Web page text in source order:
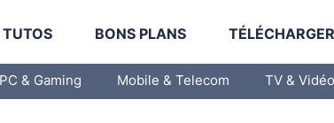
TUTOS BONS PLANS
PC & Gaming Mobile & Telecom TV & Vidéo